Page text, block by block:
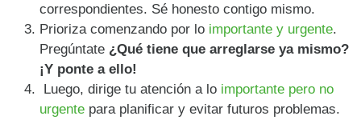
correspondientes. Sé honesto contigo mismo.
Prioriza comenzando por lo importante y urgente.
Pregúntate ¿Qué tiene que arreglarse ya mismo?
¡Y ponte a ello!
Luego, dirige tu atención a lo importante pero no
urgente para planificar y evitar futuros problemas.